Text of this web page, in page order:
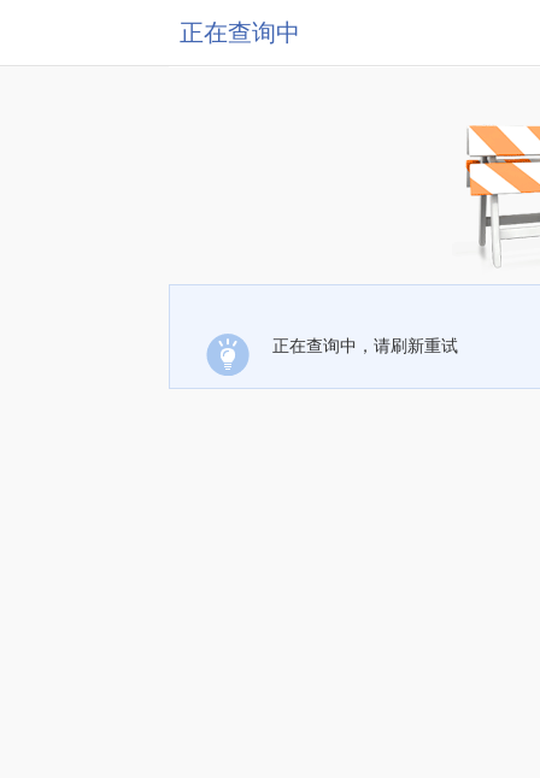
正在查询中
正在查询中，请刷新重试